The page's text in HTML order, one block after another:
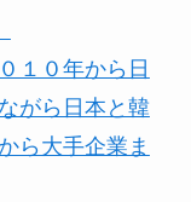
１０年から日
がら日本と韓
ら大手企業ま